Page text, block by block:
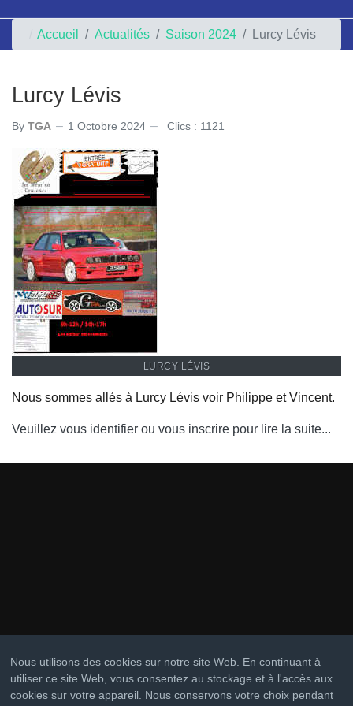
Accueil Actualités Saison 2024 Lurcy Lévis
Lurcy Lévis
By TGA 1 Octobre 2024 Clics : 1121
LURCY LÉVIS
Nous sommes allés à Lurcy Lévis voir Philippe et Vincent.
Veuillez vous identifier ou vous inscrire pour lire la suite...
Nous utilisons des cookies sur notre site Web. En continuant à
utiliser ce site Web, vous consentez au stockage et à l'accès aux
cookies sur votre appareil. Nous conservons votre choix pendant